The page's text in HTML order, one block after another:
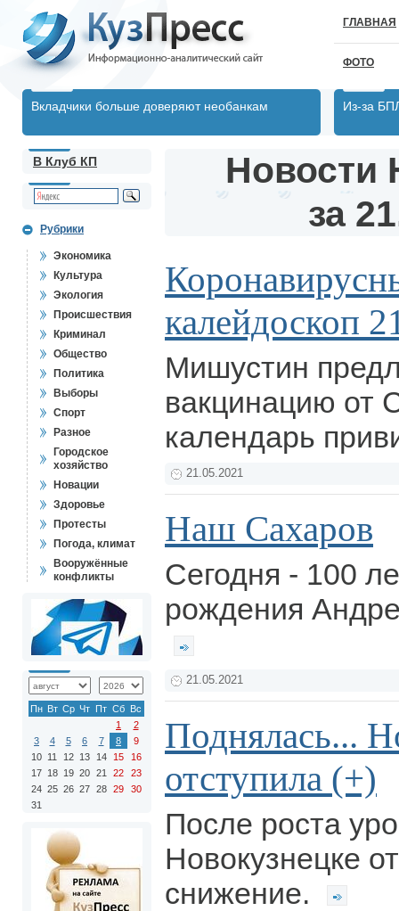
ГЛАВНАЯ
ФОТО
Вкладчики больше доверяют необанкам Из-за
В Клуб КП
Рубрики
Экономика
Культура
Экология
Происшествия
Криминал
Общество
Политика
Выборы
Спорт
Разное
Городское
хозяйство
Новации
Здоровье
Протесты
Погода, климат
Вооружённые
конфликты
Пн Вт Ср Чт Пт Сб Вс
1
2
3
4 5 6 7 8
9
10 11 12 13 14 15
16
17 18 19 20 21 22
23
24 25 26 27 28 29
30
31
Новости
за
калейдоскоп
Мишустин
вакцинацию от
календарь
21.05.2021
Наш Сахаров
Сегодня - 100
рождения
21.05.2021
Поднялась...
отступила (+)
После роста
Новокузнецке
снижение.